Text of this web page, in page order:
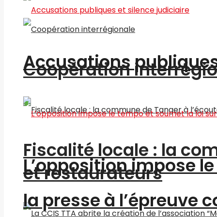
Coopération
Fiscalité locale : la
et restaurateurs
Accusations
L’opposition impose
la presse à l’épreuve